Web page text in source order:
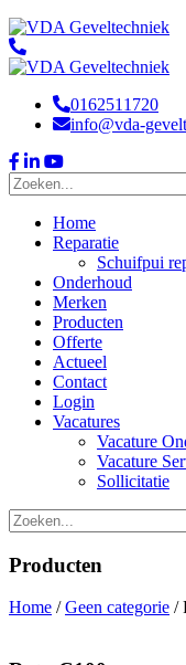
0162511720
info@vda-
Home
Reparatie
Schuifpui
Onderhoud
Merken
Producten
Offerte
Actueel
Contact
Login
Vacatures
Vacature
Vacature
Sollicitatie
Producten
Home /Geen categorie /